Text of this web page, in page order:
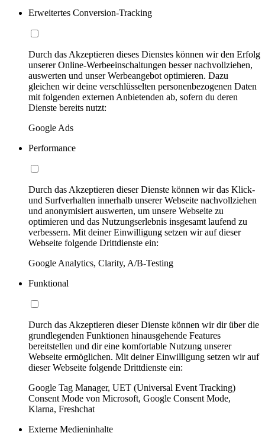
Erweitertes Conversion-Tracking
Durch das Akzeptieren dieses Dienstes können wir den Erfolg
unserer Online-Werbeeinschaltungen besser nachvollziehen,
auswerten und unser Werbeangebot optimieren. Dazu
gleichen wir deine verschlüsselten personenbezogenen Daten
mit folgenden externen Anbietenden ab, sofern du deren
Dienste bereits nutzt:
Google Ads
Performance
Durch das Akzeptieren dieser Dienste können wir das Klick-
und Surfverhalten innerhalb unserer Webseite nachvollziehen
und anonymisiert auswerten, um unsere Webseite zu
optimieren und das Nutzungserlebnis insgesamt laufend zu
verbessern. Mit deiner Einwilligung setzen wir auf dieser
Webseite folgende Drittdienste ein:
Google Analytics, Clarity, A/B-Testing
Funktional
Durch das Akzeptieren dieser Dienste können wir dir über die
grundlegenden Funktionen hinausgehende Features
bereitstellen und dir eine komfortable Nutzung unserer
Webseite ermöglichen. Mit deiner Einwilligung setzen wir auf
dieser Webseite folgende Drittdienste ein:
Google Tag Manager, UET (Universal Event Tracking)
Consent Mode von Microsoft, Google Consent Mode,
Klarna, Freshchat
Externe Medieninhalte